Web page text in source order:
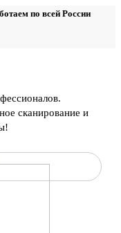
по всей России
сканирование и